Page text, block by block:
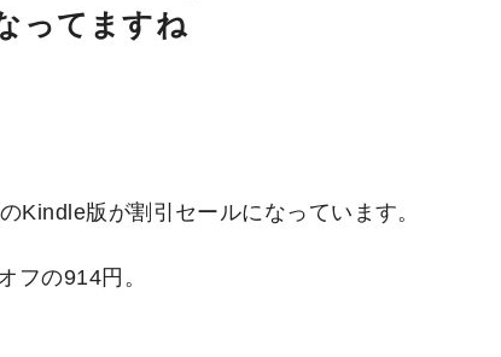
ってますね
Kindle版が割引セールになっています。
フの914円。